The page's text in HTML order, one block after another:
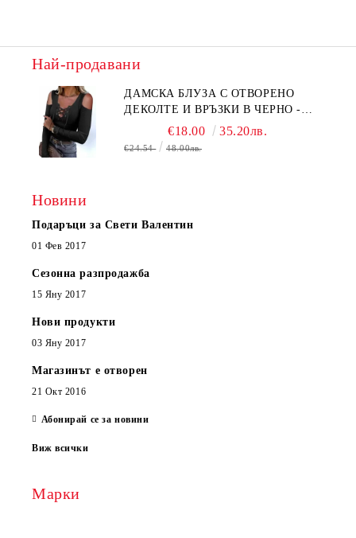
Най-продавани
ДАМСКА БЛУЗА С ОТВОРЕНО
ДЕКОЛТЕ И ВРЪЗКИ В ЧЕРНО -
КОД 6315€18.00 35.20лв.
€24.54 48.00лв.
Новини
Подаръци за Свети Валентин
01 Фев 2017
Сезонна разпродажба
15 Яну 2017
Нови продукти
03 Яну 2017
Магазинът е отворен
21 Окт 2016
Абонирай се за новини
Виж всички
Марки